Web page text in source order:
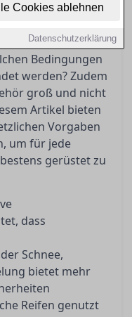
Cookies ablehnen
Datenschutzerklärung
Fragen
Bedingungen
werden? Zudem
groß und nicht
Artikel bieten
Vorgaben
um für jede
gerüstet zu
dass
Schnee,
bietet mehr
Reifen genutzt